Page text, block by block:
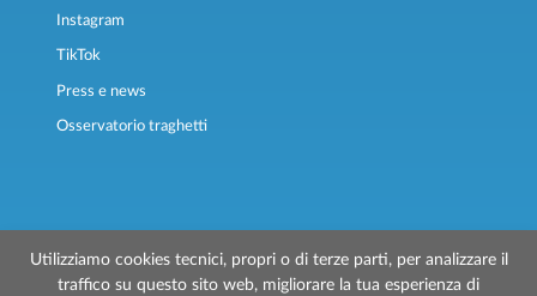
Instagram
TikTok
Press e news
Osservatorio traghetti
Utilizziamo cookies tecnici, propri o di terze parti, per analizzare il
traffico su questo sito web, migliorare la tua esperienza di